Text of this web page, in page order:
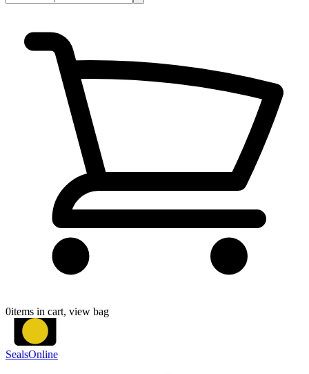
0items in cart, view bag
SealsOnline